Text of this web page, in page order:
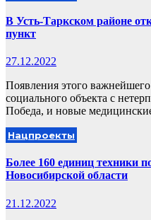
В Усть-Таркском районе
пункт
27.12.2022
Появления этого
социального объекта с
Победа, и новые
Нацпроекты
Более 160 единиц техники
Новосибирской области
21.12.2022